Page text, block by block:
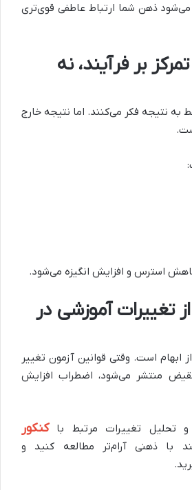
ذهن شما ارتباط عاطفی قوی‌تری
بر فرآیند، نه
به نتیجه فکر می‌کنند. اما نتیجه خارج
کاهش استرس و افزایش انگیزه می‌شود.
تغییرات آموزشی در
ابهام است. وقتی قوانین آزمون تغییر
منتشر می‌شود، اضطراب افزایش
و تحلیل تغییرات مرتبط باکنکور
با ذهنی آرام‌تر مطالعه کنید و